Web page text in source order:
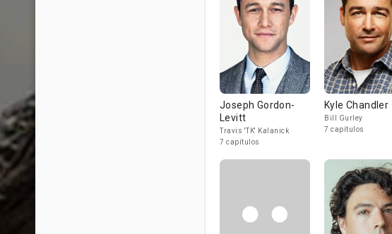
Joseph Gordon-
Levitt
Travis 'TK' Kalanick
7 capítulos
Kyle Chandler
Bill Gurley
7 capítulos